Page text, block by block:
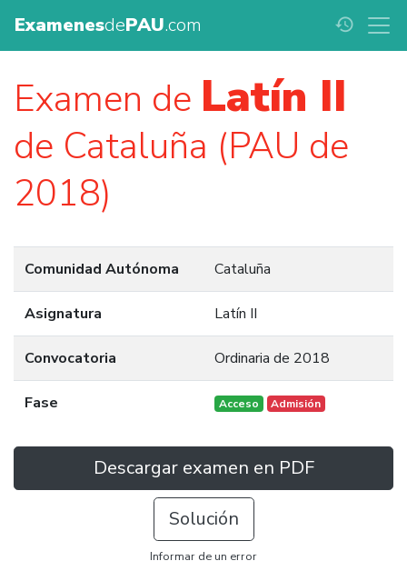
ExamenesdePAU.com history
Examen de Latín II
de Cataluña (PAU de
2018)
Comunidad Autónoma Cataluña
Asignatura Latín II
Convocatoria Ordinaria de 2018
Fase Acceso Admisión
Descargar examen en PDF
Solución
Informar de un error